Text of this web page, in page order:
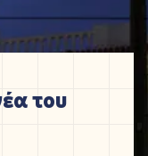
του